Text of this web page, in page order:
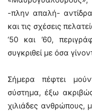
-πλην απαλή-
και τις σχέσεις
‘50 και ’60,
συγκριθεί με όσα
Σήμερα πέφτει
σύστημα, έξω
χιλιάδες ανθρώπους,